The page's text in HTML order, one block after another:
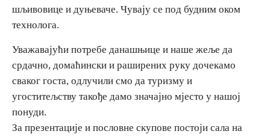
шљивовице и дуњеваче. Чувају се под будним оком
технолога.
Уважавајући потребе данашњице и наше жеље да
срдачно, домаћински и раширених руку дочекамо
сваког госта, одлучили смо да туризму и
угоститељству такође дамо значајно мјесто у нашој
понуди.
За презентације и пословне скупове постоји сала на